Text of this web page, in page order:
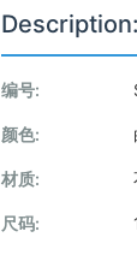
Description:
编号:
颜色:
材质:
尺码: